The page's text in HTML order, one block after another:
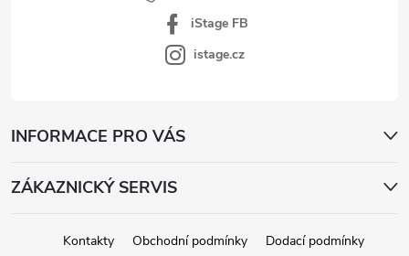
iStage FB
istage.cz
INFORMACE PRO VÁS
ZÁKAZNICKÝ SERVIS
Kontakty Obchodní podmínky
Dodací podmínky